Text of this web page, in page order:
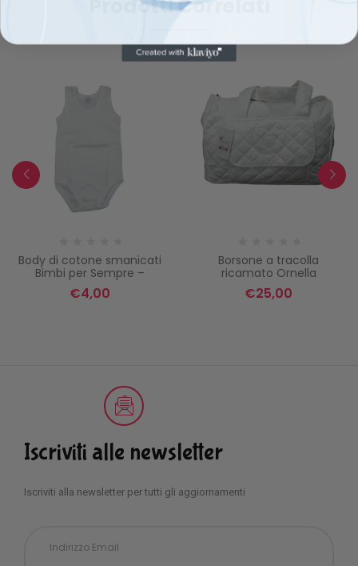
Prodotti Correlati
Body di cotone smanicati
Bimbi per Sempre –
€4,00
Borsone a tracolla
ricamato Ornella
€25,00
Iscriviti alle newsletter
Iscriviti alla newsletter per tutti gli aggiornamenti